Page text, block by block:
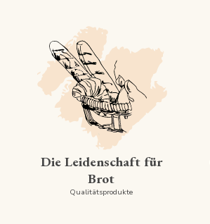
Die Leidenschaft für
Brot
Qualitätsprodukte